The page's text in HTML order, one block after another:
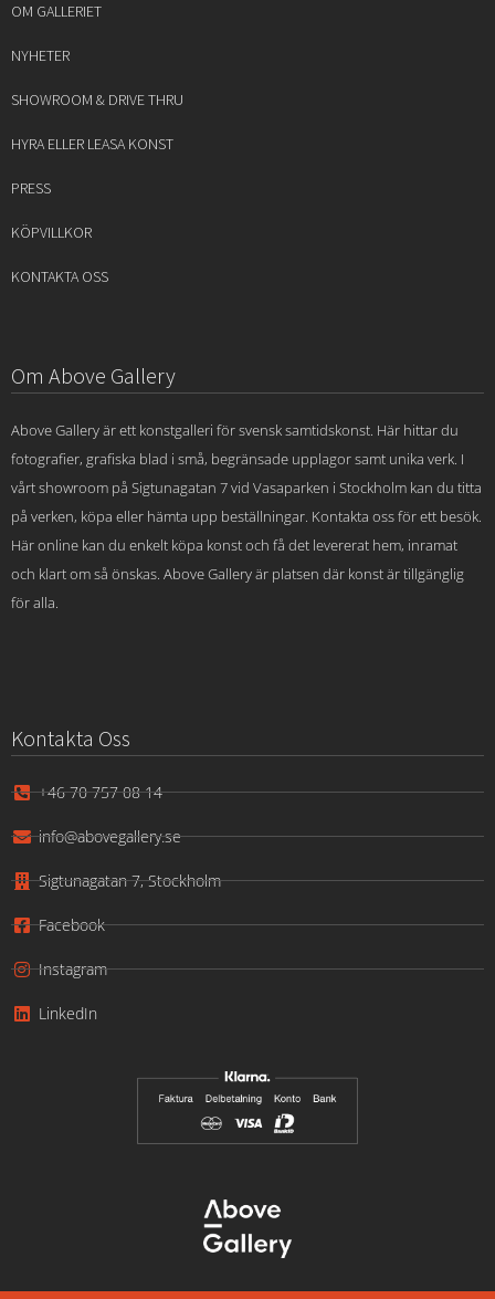
OM GALLERIET
NYHETER
SHOWROOM & DRIVE THRU
HYRA ELLER LEASA KONST
PRESS
KÖPVILLKOR
KONTAKTA OSS
Om Above Gallery
Above Gallery är ett konstgalleri för svensk samtidskonst. Här hittar du
fotografier, grafiska blad i små, begränsade upplagor samt unika verk. I
vårt showroom på Sigtunagatan 7 vid Vasaparken i Stockholm kan du titta
på verken, köpa eller hämta upp beställningar. Kontakta oss för ett besök.
Här online kan du enkelt köpa konst och få det levererat hem, inramat
och klart om så önskas. Above Gallery är platsen där konst är tillgänglig
för alla.
Kontakta Oss
+46 70 757 08 14
info@abovegallery.se
Sigtunagatan 7, Stockholm
Facebook
Instagram
LinkedIn